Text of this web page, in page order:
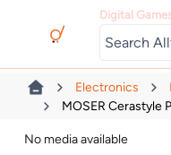
Digital
Electronics
MOSER Cerastyle
No media available